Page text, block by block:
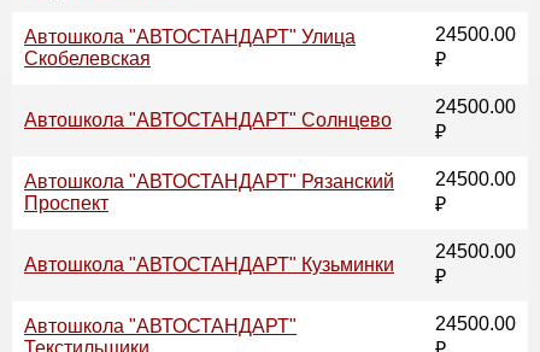
Автошкола "АВТОСТАНДАРТ" Улица
Скобелевская
24500.00
₽
Автошкола "АВТОСТАНДАРТ" Солнцево
24500.00
₽
Автошкола "АВТОСТАНДАРТ" Рязанский
Проспект
24500.00
₽
Автошкола "АВТОСТАНДАРТ" Кузьминки
24500.00
₽
Автошкола "АВТОСТАНДАРТ"
24500.00